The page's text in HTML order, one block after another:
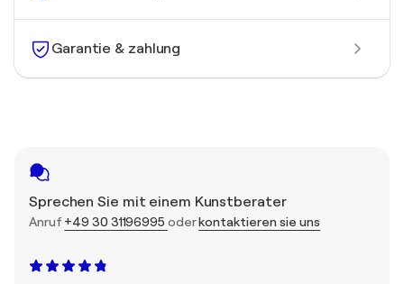
Garantie & zahlung
Sprechen Sie mit einem Kunstberater
Anruf +49 30 31196995 oderkontaktieren sie uns